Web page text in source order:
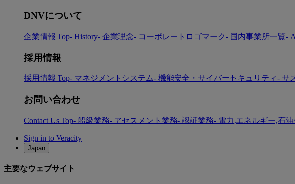
DNVについて
企業情報 Top- History- 企業理念- コーポレートロゴマーク- 国内事業所一覧-
採用情報
採用情報 Top- マネジメントシステム- 機能安全・サイバーセキュリティ- サ
お問い合わせ
Contact Us Top- 船級業務- アセスメント業務- 認証業務- 電力,エネルギー,石
Sign in to Veracity
Japan
主要なウェブサイト